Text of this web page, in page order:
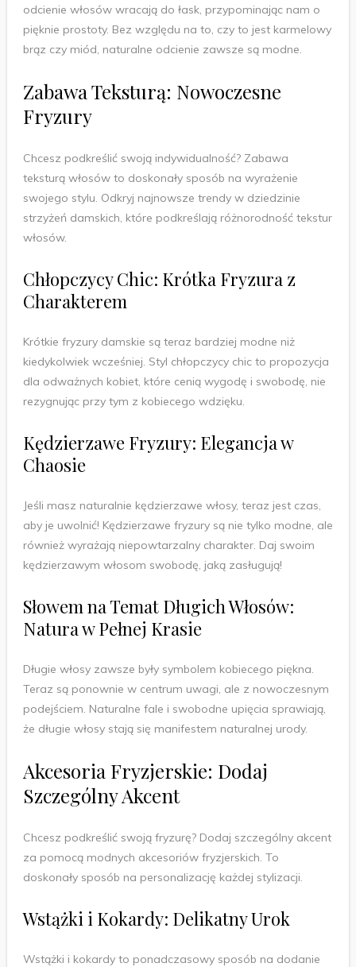
odcienie włosów wracają do łask, przypominając nam o
pięknie prostoty. Bez względu na to, czy to jest karmelowy
brąz czy miód, naturalne odcienie zawsze są modne.
Zabawa Teksturą: Nowoczesne
Fryzury
Chcesz podkreślić swoją indywidualność? Zabawa
teksturą włosów to doskonały sposób na wyrażenie
swojego stylu. Odkryj najnowsze trendy w dziedzinie
strzyżeń damskich, które podkreślają różnorodność tekstur
włosów.
Chłopczycy Chic: Krótka Fryzura z
Charakterem
Krótkie fryzury damskie są teraz bardziej modne niż
kiedykolwiek wcześniej. Styl chłopczycy chic to propozycja
dla odważnych kobiet, które cenią wygodę i swobodę, nie
rezygnując przy tym z kobiecego wdzięku.
Kędzierzawe Fryzury: Elegancja w
Chaosie
Jeśli masz naturalnie kędzierzawe włosy, teraz jest czas,
aby je uwolnić! Kędzierzawe fryzury są nie tylko modne, ale
również wyrażają niepowtarzalny charakter. Daj swoim
kędzierzawym włosom swobodę, jaką zasługują!
Słowem na Temat Długich Włosów:
Natura w Pełnej Krasie
Długie włosy zawsze były symbolem kobiecego piękna.
Teraz są ponownie w centrum uwagi, ale z nowoczesnym
podejściem. Naturalne fale i swobodne upięcia sprawiają,
że długie włosy stają się manifestem naturalnej urody.
Akcesoria Fryzjerskie: Dodaj
Szczególny Akcent
Chcesz podkreślić swoją fryzurę? Dodaj szczególny akcent
za pomocą modnych akcesoriów fryzjerskich. To
doskonały sposób na personalizację każdej stylizacji.
Wstążki i Kokardy: Delikatny Urok
Wstążki i kokardy to ponadczasowy sposób na dodanie